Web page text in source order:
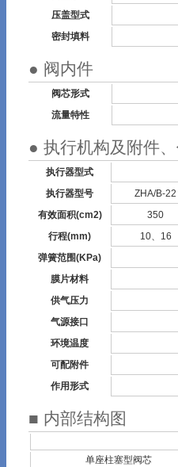
压盖型式
密封填料
● 阀内件
阀芯形式
流量特性
● 执行机构及附件
执行器型式
执行器型号
ZHA/B-22
有效面积(cm2)
350
行程(mm)
10、16
弹簧范围(KPa)
膜片材料
供气压力
气源接口
环境温度
可配附件
作用形式
■ 内部结构图
单座柱塞型阀芯